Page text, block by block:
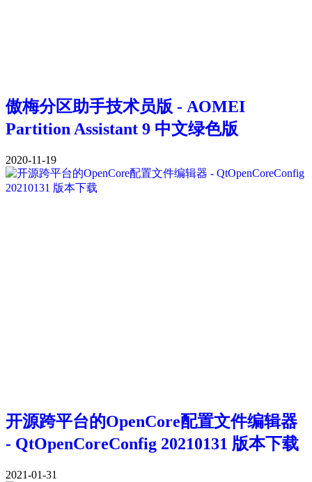
傲梅分区助手技术员版 - AOMEI
Partition Assistant 9 中文绿色版
2020-11-19
开源跨平台的OpenCore配置文件编辑器
- QtOpenCoreConfig 20210131 版本下载
2021-01-31